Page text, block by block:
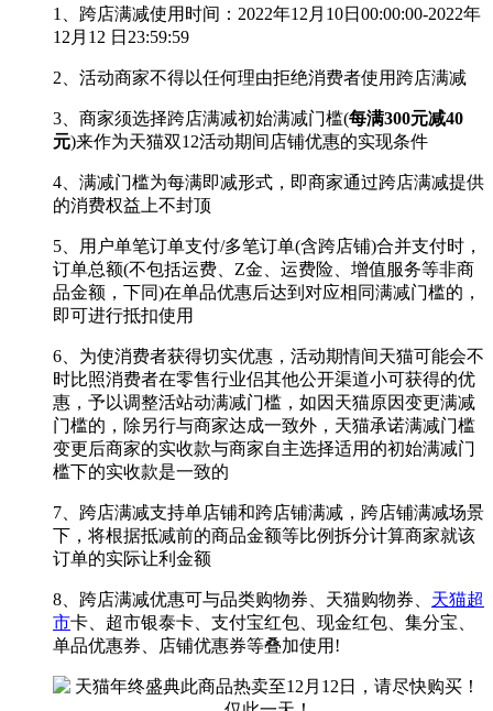
1、跨店满减使用时间：2022年12月10日00:00:00-2022年
12月12 日23:59:59
2、活动商家不得以任何理由拒绝消费者使用跨店满减
3、商家须选择跨店满减初始满减门槛(每满300元减40
元)来作为天猫双12活动期间店铺优惠的实现条件
4、满减门槛为每满即减形式，即商家通过跨店满减提供
的消费权益上不封顶
5、用户单笔订单支付/多笔订单(含跨店铺)合并支付时，
订单总额(不包括运费、Z金、运费险、增值服务等非商
品金额，下同)在单品优惠后达到对应相同满减门槛的，
即可进行抵扣使用
6、为使消费者获得切实优惠，活动期情间天猫可能会不
时比照消费者在零售行业侣其他公开渠道小可获得的优
惠，予以调整活站动满减门槛，如因天猫原因变更满减
门槛的，除另行与商家达成一致外，天猫承诺满减门槛
变更后商家的实收款与商家自主选择适用的初始满减门
槛下的实收款是一致的
7、跨店满减支持单店铺和跨店铺满减，跨店铺满减场景
下，将根据抵减前的商品金额等比例拆分计算商家就该
订单的实际让利金额
8、跨店满减优惠可与品类购物券、天猫购物券、 天猫超
市卡、超市银泰卡、支付宝红包、现金红包、集分宝、
单品优惠券、店铺优惠券等叠加使用!